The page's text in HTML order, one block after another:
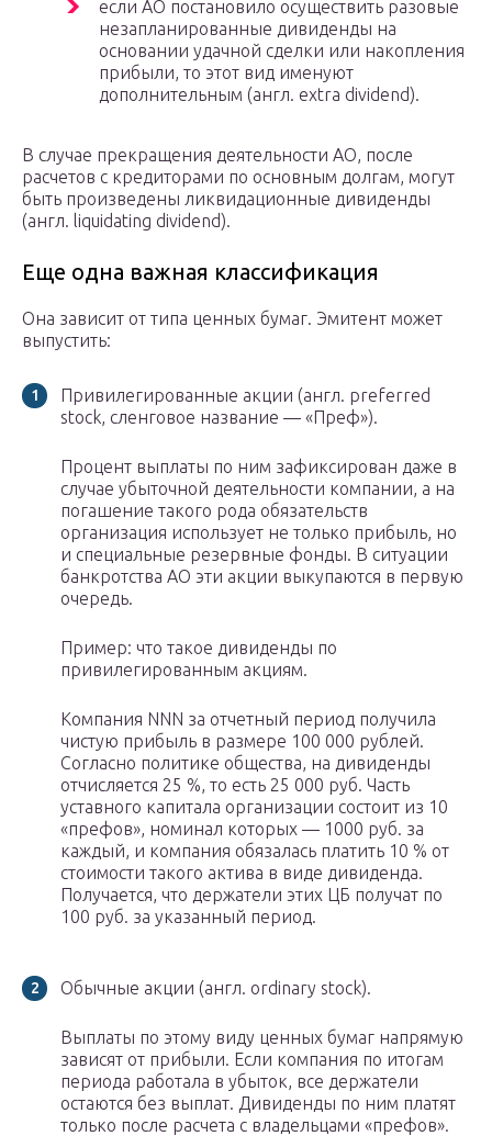
если АО постановило осуществить разовые
незапланированные дивиденды на
основании удачной сделки или накопления
прибыли, то этот вид именуют
дополнительным (англ. extra dividend).
В случае прекращения деятельности АО, после
расчетов с кредиторами по основным долгам, могут
быть произведены ликвидационные дивиденды
(англ. liquidating dividend).
Еще одна важная классификация
Она зависит от типа ценных бумаг. Эмитент может
выпустить:
Привилегированные акции (англ. preferred
stock, сленговое название — «Преф»).
Процент выплаты по ним зафиксирован даже в
случае убыточной деятельности компании, а на
погашение такого рода обязательств
организация использует не только прибыль, но
и специальные резервные фонды. В ситуации
банкротства АО эти акции выкупаются в первую
очередь.
Пример: что такое дивиденды по
привилегированным акциям.
Компания NNN за отчетный период получила
чистую прибыль в размере 100 000 рублей.
Согласно политике общества, на дивиденды
отчисляется 25 %, то есть 25 000 руб. Часть
уставного капитала организации состоит из 10
«префов», номинал которых — 1000 руб. за
каждый, и компания обязалась платить 10 % от
стоимости такого актива в виде дивиденда.
Получается, что держатели этих ЦБ получат по
100 руб. за указанный период.
Обычные акции (англ. ordinary stock).
Выплаты по этому виду ценных бумаг напрямую
зависят от прибыли. Если компания по итогам
периода работала в убыток, все держатели
остаются без выплат. Дивиденды по ним платят
только после расчета с владельцами «префов».